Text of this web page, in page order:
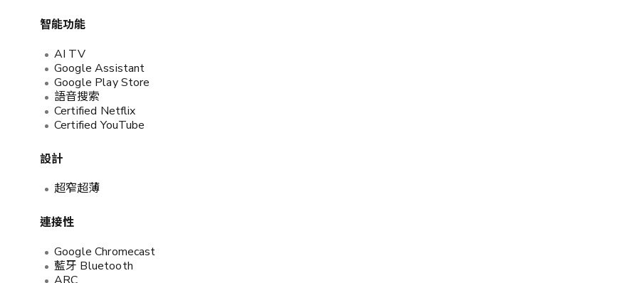
智能功能
AI TV
Google Assistant
Google Play Store
語音搜索
Certified Netflix
Certified YouTube
設計
超窄超薄
連接性
Google Chromecast
藍牙 Bluetooth